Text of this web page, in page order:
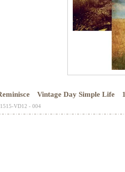
Vintage Day Simple Life
VD12 - 004